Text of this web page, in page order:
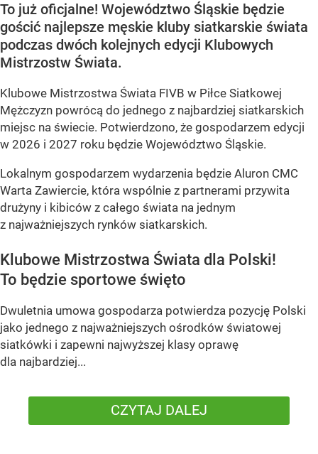
To już oficjalne! Województwo Śląskie będzie
gościć najlepsze męskie kluby siatkarskie świata
podczas dwóch kolejnych edycji Klubowych
Mistrzostw Świata.
Klubowe Mistrzostwa Świata FIVB w Piłce Siatkowej
Mężczyzn powrócą do jednego z najbardziej siatkarskich
miejsc na świecie. Potwierdzono, że gospodarzem edycji
w 2026 i 2027 roku będzie Województwo Śląskie.
Lokalnym gospodarzem wydarzenia będzie Aluron CMC
Warta Zawiercie, która wspólnie z partnerami przywita
drużyny i kibiców z całego świata na jednym
z najważniejszych rynków siatkarskich.
Klubowe Mistrzostwa Świata dla Polski!
To będzie sportowe święto
Dwuletnia umowa gospodarza potwierdza pozycję Polski
jako jednego z najważniejszych ośrodków światowej
siatkówki i zapewni najwyższej klasy oprawę
dla najbardziej...
CZYTAJ DALEJ